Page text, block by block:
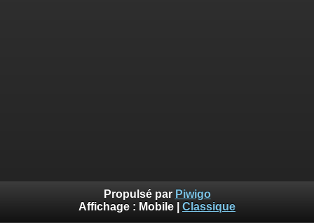
Propulsé par Piwigo
Affichage : Mobile Classique